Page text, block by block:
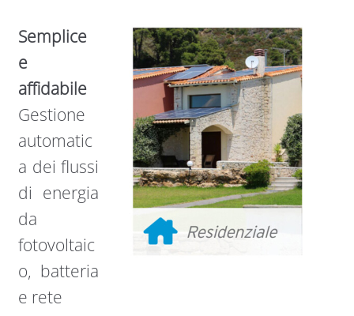
Semplice
e
affidabile
Gestione
automatic
a dei flussi
di energia
da
fotovoltaic
o, batteria
e rete